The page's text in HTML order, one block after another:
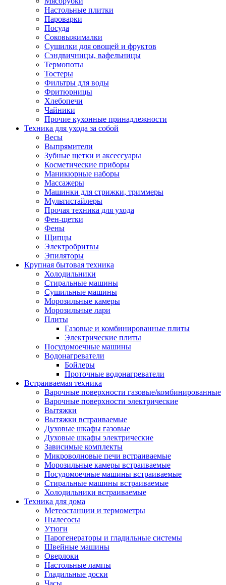
Зависимые комплекты
Посудомоечные машины встраиваемые
Стиральные машины встраиваемые
Холодильники встраиваемые
Техника для дома
Пылесосы
Утюги
Оверлоки
Настольные лампы
Часы
Стеклоочистители
Машинки для снятия катышков
Сушилки для белья и обуви
Климатическая техника
Приточно-вытяжные вентиляторы
Теплый пол
Обогреватели
Тепловентиляторы
Тепловые завесы
Тепловые пушки
Увлажнители
Радиаторы
Медицинская техника
Назальные аспираторы
Стетоскопы
Термометры
Тонометры
Электрические грелки
Аудио-видео техника
Аксессуары для аудио-видео техники
Кабели для аудио и видео
Кронштейны для акустики
Магнитолы
Музыкальные центры
Диктофоны
Домашние кинотеатры
Игровые приставки и аксессуары
Аксессуары к игровым
Музыкальные инструменты
Аксессуары эми
Ди-джейское оборудование
Плееры blu-ray и dvd
Проекционное оборудование
Аксессуары для проекционного
Интерактивные доски
Кронштейны для проекторов
Настольные плитки
Пароварки
Посуда
Соковыжималки
Сушилки для овощей и фруктов
Сэндвичницы, вафельницы
Термопоты
Тостеры
Фильтры для воды
Фритюрницы
Хлебопечи
Чайники
Прочие кухонные принадлежности
Техника для ухода за собой
Весы
Выпрямители
Зубные щетки и аксессуары
Косметические приборы
Маникюрные наборы
Массажеры
Машинки для стрижки, триммеры
Мультистайлеры
Прочая техника для ухода
Фен-щетки
Фены
Щипцы
Электробритвы
Эпиляторы
Крупная бытовая техника
Холодильники
Стиральные машины
Сушильные машины
Морозильные камеры
Морозильные лари
Плиты
Газовые и комбинированные плиты
Электрические плиты
Посудомоечные машины
Водонагреватели
Бойлеры
Проточные водонагреватели
Встраиваемая техника
Варочные поверхности газовые/комбинированные
Варочные поверхности электрические
Вытяжки
Вытяжки встраиваемые
Духовые шкафы газовые
Духовые шкафы электрические
Зависимые комплекты
Микроволновые печи встраиваемые
Морозильные камеры встраиваемые
Посудомоечные машины встраиваемые
Стиральные машины встраиваемые
Холодильники встраиваемые
Техника для дома
Метеостанции и термометры
Пылесосы
Утюги
Парогенераторы и гладильные системы
Швейные машины
Оверлоки
Настольные лампы
Гладильные доски
Часы